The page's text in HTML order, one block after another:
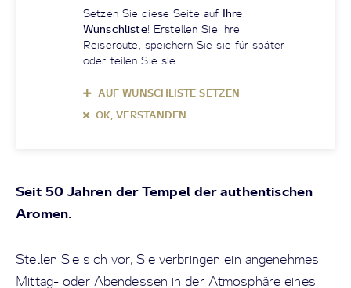
Setzen Sie diese Seite auf Ihre
Wunschliste! Erstellen Sie Ihre
Reiseroute, speichern Sie sie für später
oder teilen Sie sie.
AUF WUNSCHLISTE SETZEN
OK, VERSTANDEN
Seit 50 Jahren der Tempel der authentischen
Aromen.
Stellen Sie sich vor, Sie verbringen ein angenehmes
Mittag- oder Abendessen in der Atmosphäre eines